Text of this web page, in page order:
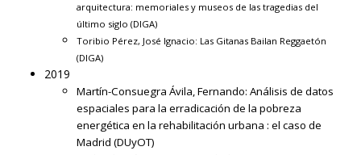
arquitectura: memoriales y museos de las tragedias del
último siglo (DIGA)
Toribio Pérez, José Ignacio: Las Gitanas Bailan Reggaetón
(DIGA)
2019
Martín-Consuegra Ávila, Fernando: Análisis de datos
espaciales para la erradicación de la pobreza
energética en la rehabilitación urbana : el caso de
Madrid (DUyOT)